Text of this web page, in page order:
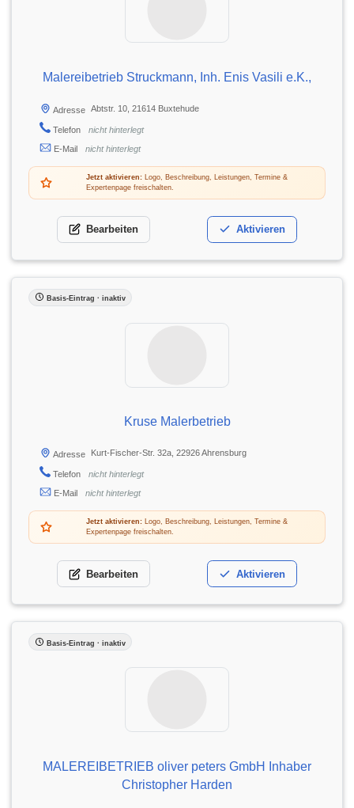
Malereibetrieb Struckmann, Inh. Enis Vasili e.K.,
Adresse Abtstr. 10, 21614 Buxtehude
Telefon
nicht hinterlegt
E-Mail
nicht hinterlegt
Jetzt aktivieren:Logo, Beschreibung, Leistungen, Termine &
Expertenpage freischalten.
Bearbeiten Aktivieren
Basis-Eintrag · inaktiv
Kruse Malerbetrieb
Adresse Kurt-Fischer-Str. 32a, 22926 Ahrensburg
Telefon
nicht hinterlegt
E-Mail
nicht hinterlegt
Jetzt aktivieren:Logo, Beschreibung, Leistungen, Termine &
Expertenpage freischalten.
Bearbeiten Aktivieren
Basis-Eintrag · inaktiv
MALEREIBETRIEB oliver peters GmbH Inhaber
Christopher Harden